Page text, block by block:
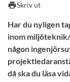
printSkriv ut
Har du nyligen
inom
någon
då ska du läsa